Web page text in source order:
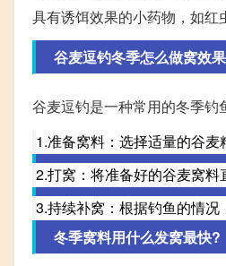
具有诱饵效果的小药物，如
谷麦逗钓冬季怎么做窝效
谷麦逗钓是一种常用的冬季
1.准备窝料：选择适量的谷
2.打窝：将准备好的谷麦窝
3.持续补窝：根据钓鱼的情
冬季窝料用什么发窝最快?